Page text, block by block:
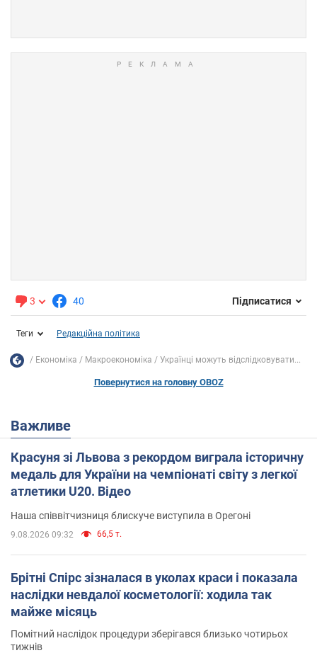
3 40 Підписатися
Теги Редакційна політика
Економіка Mакроекономіка Українці можуть відслідковувати...
Повернутися на головну OBOZ
Важливе
Красуня зі Львова з рекордом виграла історичну
медаль для України на чемпіонаті світу з легкої
атлетики U20. Відео
Наша співвітчизниця блискуче виступила в Орегоні
9.08.2026 09:32 66,5 т.
Брітні Спірс зізналася в уколах краси і показала
наслідки невдалої косметології: ходила так
майже місяць
Помітний наслідок процедури зберігався близько чотирьох
тижнів